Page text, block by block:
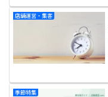
店舗運営・集客
季節特集